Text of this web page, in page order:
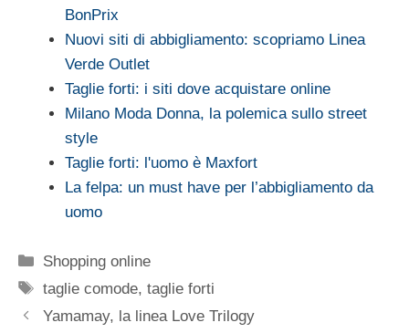
BonPrix
Nuovi siti di abbigliamento: scopriamo Linea
Verde Outlet
Taglie forti: i siti dove acquistare online
Milano Moda Donna, la polemica sullo street
style
Taglie forti: l'uomo è Maxfort
La felpa: un must have per l’abbigliamento da
uomo
Categorie
Shopping online
Tag
taglie comode,taglie forti
Yamamay, la linea Love Trilogy